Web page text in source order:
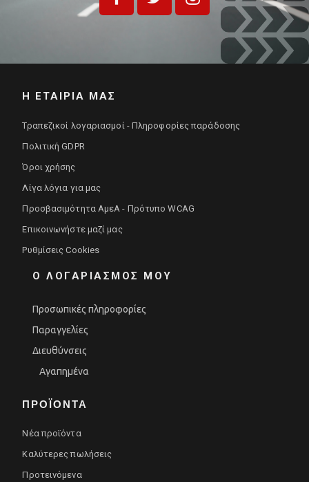
Η ΕΤΑΙΡΊΑ ΜΑΣ
Τραπεζικοί λογαριασμοί - Πληροφορίες παράδοσης
Πολιτική GDPR
Όροι χρήσης
Λίγα λόγια για μας
Προσβασιμότητα ΑμεΑ - Πρότυπο WCAG
Επικοινωνήστε μαζί μας
Ρυθμίσεις Cookies
Ο ΛΟΓΑΡΙΑΣΜΟΣ ΜΟΥ
Προσωπικές πληροφορίες
Παραγγελίες
Διευθύνσεις
Αγαπημένα
ΠΡΟΪΌΝΤΑ
Νέα προϊόντα
Καλύτερες πωλήσεις
Προτεινόμενα